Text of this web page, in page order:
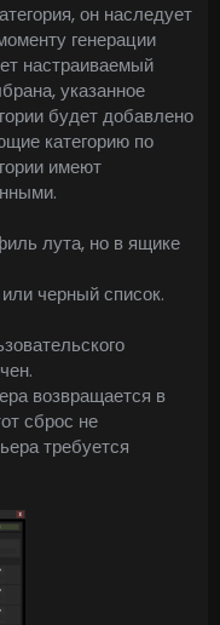
он наследует
генерации
настраиваемый
указанное
будет добавлено
категорию по
имеют
лута, но в ящике
черный список.
возвращается в
сброс не
требуется